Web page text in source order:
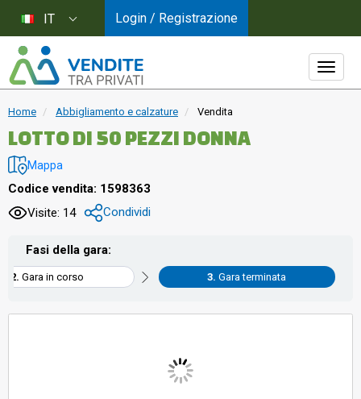
Home Abbigliamento e calzature Vendita
LOTTO DI 50 PEZZI DONNA
Mappa
Codice vendita: 1598363
Visite: 14
Condividi
Fasi della gara:
Gara in corso Gara terminata
IT Login / Registrazione